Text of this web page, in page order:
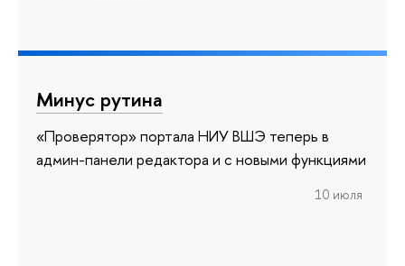
Минус рутина
«Проверятор» портала НИУ ВШЭ теперь в
админ-панели редактора и с новыми функциями
10 июля